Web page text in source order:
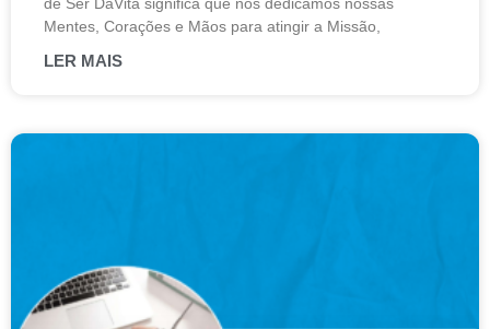
Mentes, Corações e Mãos para atingir a Missão,
LER MAIS